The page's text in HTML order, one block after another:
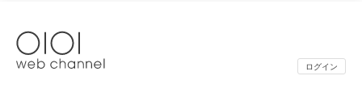
ログイン